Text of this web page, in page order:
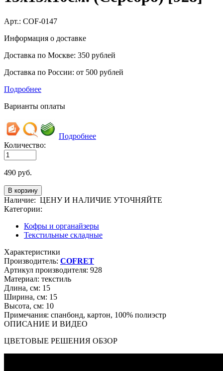
Арт.: COF-0147
Информация о доставке
Доставка по Москве: 350 рублей
Доставка по России: от 500 рублей
Подробнее
Варианты оплаты
Подробнее
Количество:
490 руб.
Наличие: ЦЕНУ И НАЛИЧИЕ УТОЧНЯЙТЕ
Категории:
Кофры и органайзеры
Текстильные складные
Характеристики
Производитель: COFRET
Артикул производителя: 928
Материал: текстиль
Длина, см: 15
Ширина, см: 15
Высота, см: 10
Примечания: спанбонд, картон, 100% полиэстр
ОПИСАНИЕ И ВИДЕО
ЦВЕТОВЫЕ РЕШЕНИЯ ОБЗОР